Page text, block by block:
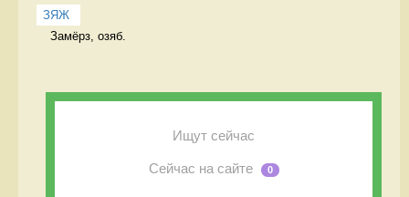
ЗЯЖ
Замёрз, озяб.
Ищут сейчас
Сейчас на сайте 0